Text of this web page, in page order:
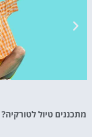
מציאת
מתכננים טיול לטורקיה?